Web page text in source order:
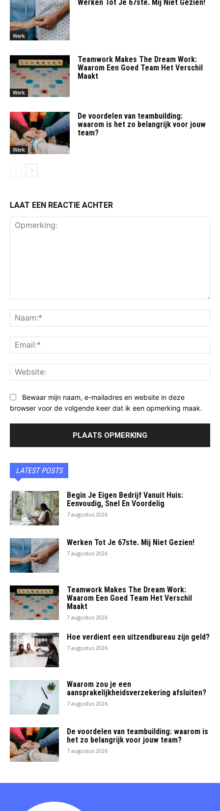
Werk
Werken Tot Je 67ste. Mij Niet Gezien!
Werk
Teamwork Makes The Dream Work:
Waarom Een Goed Team Het Verschil
Maakt
Werk
De voordelen van teambuilding:
waarom is het zo belangrijk voor jouw
team?
LAAT EEN REACTIE ACHTER
Bewaar mijn naam, e-mailadres en website in deze
browser voor de volgende keer dat ik een opmerking maak.
LATEST POSTS
Begin Je Eigen Bedrijf Vanuit Huis:
Eenvoudig, Snel En Voordelig
7 augustus 2026
Werken Tot Je 67ste. Mij Niet Gezien!
7 augustus 2026
Teamwork Makes The Dream Work:
Waarom Een Goed Team Het Verschil
Maakt
7 augustus 2026
Hoe verdient een uitzendbureau zijn geld?
7 augustus 2026
Waarom zou je een
aansprakelijkheidsverzekering afsluiten?
7 augustus 2026
De voordelen van teambuilding: waarom is
het zo belangrijk voor jouw team?
7 augustus 2026